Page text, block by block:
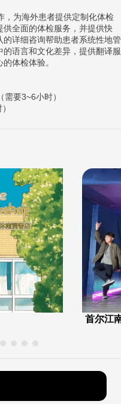
，为海外患者提供定制化体检
全面的体检服务，并提供快
详细咨询帮助患者系统性地管
语言和文化差异，提供翻译服
体检体验。
要3~6小时）
首尔江